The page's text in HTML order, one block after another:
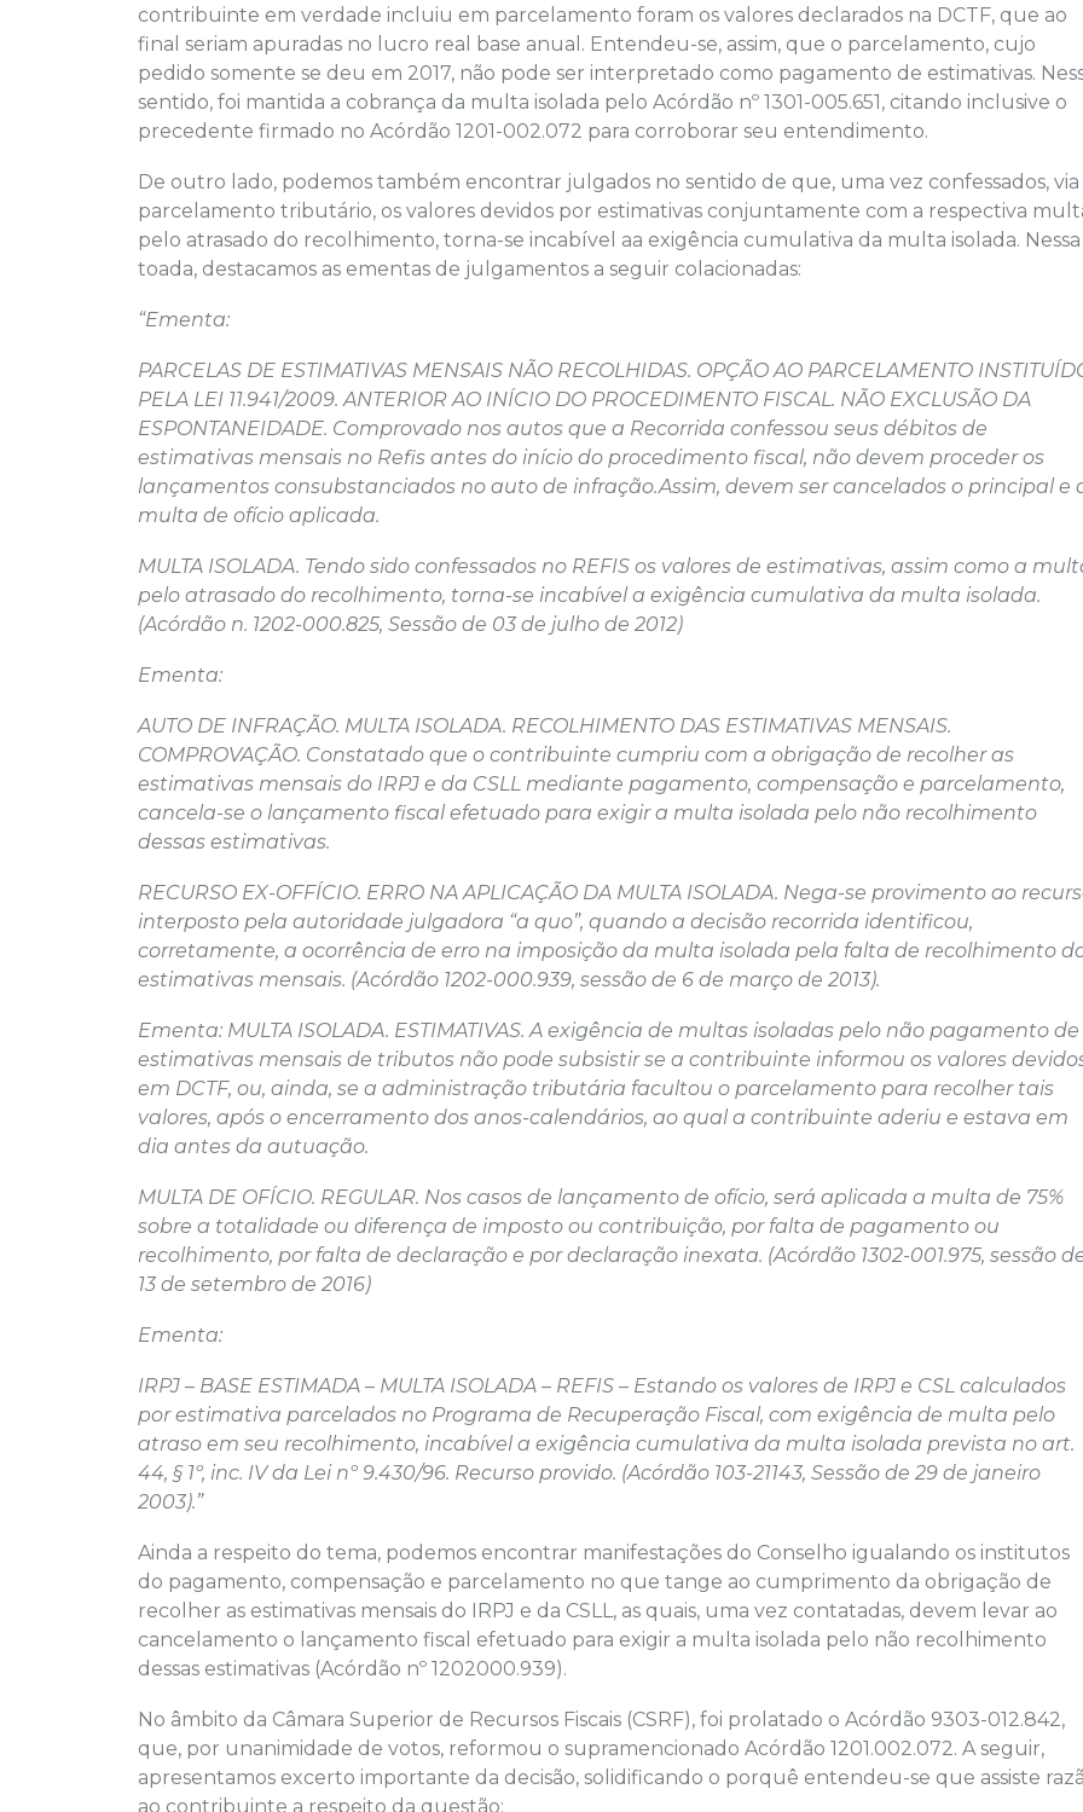
contribuinte em verdade incluiu em parcelamento foram os valores declarados na DCTF, que ao
final seriam apuradas no lucro real base anual. Entendeu-se, assim, que o parcelamento, cujo
pedido somente se deu em 2017, não pode ser interpretado como pagamento de estimativas.
sentido, foi mantida a cobrança da multa isolada pelo Acórdão nº 1301-005.651, citando inclusive o
precedente firmado no Acórdão 1201-002.072 para corroborar seu entendimento.
De outro lado, podemos também encontrar julgados no sentido de que, uma vez confessados, via
parcelamento tributário, os valores devidos por estimativas conjuntamente com a respectiva
pelo atrasado do recolhimento, torna-se incabível aa exigência cumulativa da multa isolada. Nessa
toada, destacamos as ementas de julgamentos a seguir colacionadas:
“Ementa:
PARCELAS DE ESTIMATIVAS MENSAIS NÃO RECOLHIDAS. OPÇÃO AO PARCELAMENTO
PELA LEI 11.941/2009. ANTERIOR AO INÍCIO DO PROCEDIMENTO FISCAL. NÃO EXCLUSÃO DA
ESPONTANEIDADE. Comprovado nos autos que a Recorrida confessou seus débitos de
estimativas mensais no Refis antes do início do procedimento fiscal, não devem proceder os
lançamentos consubstanciados no auto de infração.Assim, devem ser cancelados o principal e
multa de ofício aplicada.
MULTA ISOLADA. Tendo sido confessados no REFIS os valores de estimativas, assim como a
pelo atrasado do recolhimento, torna-se incabível a exigência cumulativa da multa isolada.
(Acórdão n. 1202-000.825, Sessão de 03 de julho de 2012)
Ementa:
AUTO DE INFRAÇÃO. MULTA ISOLADA. RECOLHIMENTO DAS ESTIMATIVAS MENSAIS.
COMPROVAÇÃO. Constatado que o contribuinte cumpriu com a obrigação de recolher as
estimativas mensais do IRPJ e da CSLL mediante pagamento, compensação e parcelamento,
cancela-se o lançamento fiscal efetuado para exigir a multa isolada pelo não recolhimento
dessas estimativas.
RECURSO EX-OFFÍCIO. ERRO NA APLICAÇÃO DA MULTA ISOLADA. Nega-se provimento ao
interposto pela autoridade julgadora “a quo”, quando a decisão recorrida identificou,
corretamente, a ocorrência de erro na imposição da multa isolada pela falta de recolhimento
estimativas mensais. (Acórdão 1202-000.939, sessão de 6 de março de 2013).
Ementa: MULTA ISOLADA. ESTIMATIVAS. A exigência de multas isoladas pelo não pagamento de
estimativas mensais de tributos não pode subsistir se a contribuinte informou os valores
em DCTF, ou, ainda, se a administração tributária facultou o parcelamento para recolher tais
valores, após o encerramento dos anos-calendários, ao qual a contribuinte aderiu e estava em
dia antes da autuação.
MULTA DE OFÍCIO. REGULAR. Nos casos de lançamento de ofício, será aplicada a multa de 75%
sobre a totalidade ou diferença de imposto ou contribuição, por falta de pagamento ou
recolhimento, por falta de declaração e por declaração inexata. (Acórdão 1302-001.975, sessão
13 de setembro de 2016)
Ementa:
IRPJ – BASE ESTIMADA – MULTA ISOLADA – REFIS – Estando os valores de IRPJ e CSL calculados
por estimativa parcelados no Programa de Recuperação Fiscal, com exigência de multa pelo
atraso em seu recolhimento, incabível a exigência cumulativa da multa isolada prevista no art.
44, § 1º, inc. IV da Lei nº 9.430/96. Recurso provido. (Acórdão 103-21143, Sessão de 29 de janeiro
2003).”
Ainda a respeito do tema, podemos encontrar manifestações do Conselho igualando os institutos
do pagamento, compensação e parcelamento no que tange ao cumprimento da obrigação de
recolher as estimativas mensais do IRPJ e da CSLL, as quais, uma vez contatadas, devem levar ao
cancelamento o lançamento fiscal efetuado para exigir a multa isolada pelo não recolhimento
dessas estimativas (Acórdão nº 1202000.939).
No âmbito da Câmara Superior de Recursos Fiscais (CSRF), foi prolatado o Acórdão 9303-012.842,
que, por unanimidade de votos, reformou o supramencionado Acórdão 1201.002.072. A seguir,
apresentamos excerto importante da decisão, solidificando o porquê entendeu-se que assiste
ao contribuinte a respeito da questão: